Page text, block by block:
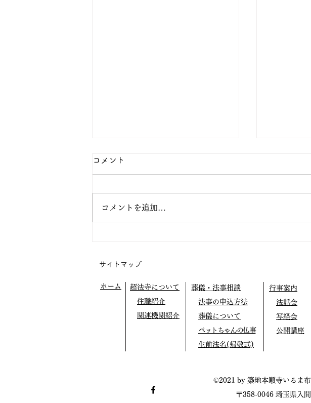
う
コメント
コメントを追加…
サイトマップ
ホーム
超法寺について
住職紹介
関連機関紹介
葬儀・法事相談
法事の申込方法
葬儀について
ペットちゃんの仏事
生前法名(帰敬式)
行事案内
法話会
写経会
公開講座
©2021 by 築地本願寺いるま
〒358-0046 埼玉県入